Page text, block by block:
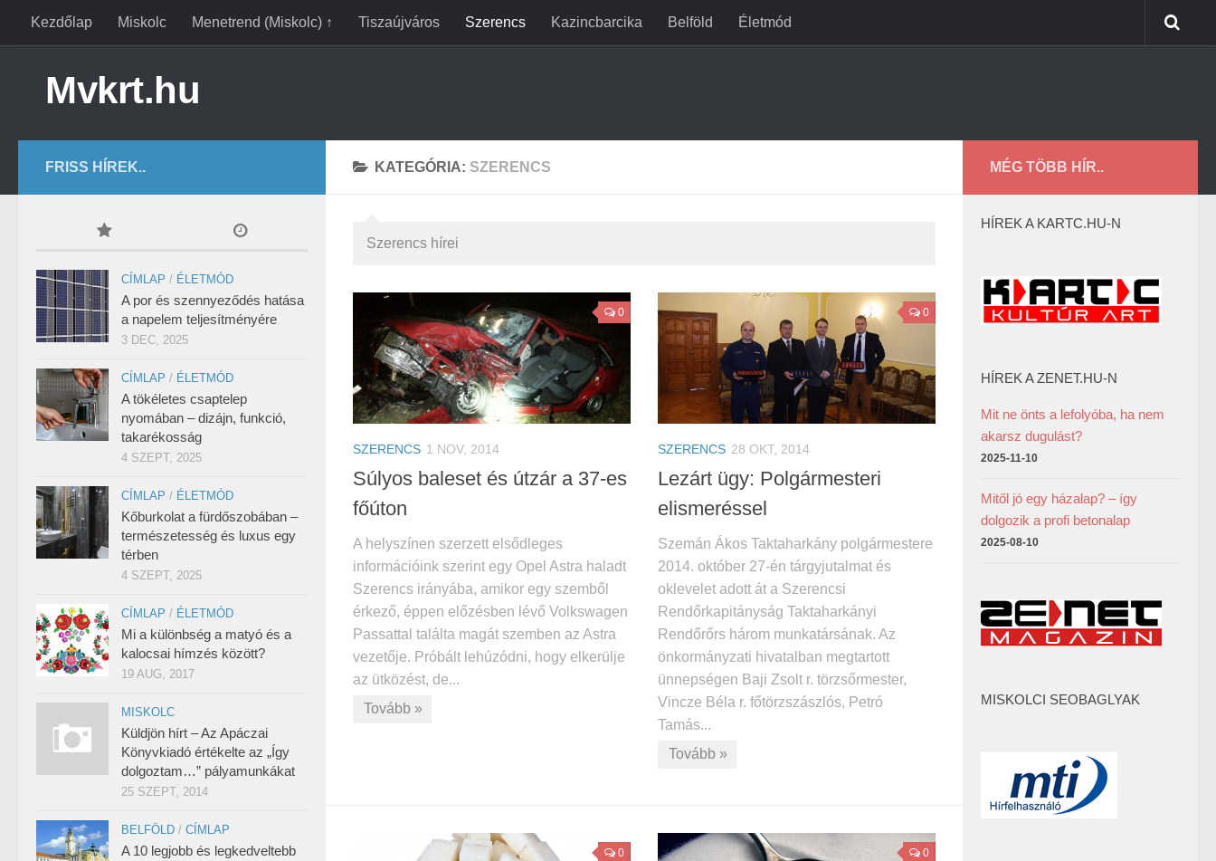
Kezdőlap Miskolc Menetrend (Miskolc) ↑ Tiszaújváros Szerencs Kazincbarcika Belföld Életmód
Mvkrt.hu
KATEGÓRIA: SZERENCS
Szerencs hírei
0
SZERENCS 1 NOV, 2014
Súlyos baleset és útzár a 37-es
főúton
A helyszínen szerzett elsődleges
információink szerint egy Opel Astra haladt
Szerencs irányába, amikor egy szemből
érkező, éppen előzésben lévő Volkswagen
Passattal találta magát szemben az Astra
vezetője. Próbált lehúzódni, hogy elkerülje
az ütközést, de...
Tovább »
0
SZERENCS 28 OKT, 2014
Lezárt ügy: Polgármesteri
elismeréssel
Szemán Ákos Taktaharkány polgármestere
2014. október 27-én tárgyjutalmat és
oklevelet adott át a Szerencsi
Rendőrkapitányság Taktaharkányi
Rendőrőrs három munkatársának. Az
önkormányzati hivatalban megtartott
ünnepségen Baji Zsolt r. törzsőrmester,
Vincze Béla r. főtörzszászlós, Petró
Tamás...
Tovább »
0 0
FRISS HÍREK..
CÍMLAP / ÉLETMÓD
A por és szennyeződés hatása
a napelem teljesítményére
3 DEC, 2025
CÍMLAP / ÉLETMÓD
A tökéletes csaptelep
nyomában – dizájn, funkció,
takarékosság
4 SZEPT, 2025
CÍMLAP / ÉLETMÓD
Kőburkolat a fürdőszobában –
természetesség és luxus egy
térben
4 SZEPT, 2025
CÍMLAP / ÉLETMÓD
Mi a különbség a matyó és a
kalocsai hímzés között?
19 AUG, 2017
MISKOLC
Küldjön hírt – Az Apáczai
Könyvkiadó értékelte az „Így
dolgoztam…” pályamunkákat
25 SZEPT, 2014
BELFÖLD / CÍMLAP
A 10 legjobb és legkedveltebb
MÉG TÖBB HÍR..
HÍREK A KARTC.HU-N
HÍREK A ZENET.HU-N
Mit ne önts a lefolyóba, ha nem
akarsz dugulást?
2025-11-10
Mitől jó egy házalap? – így
dolgozik a profi betonalap
2025-08-10
MISKOLCI SEOBAGLYAK